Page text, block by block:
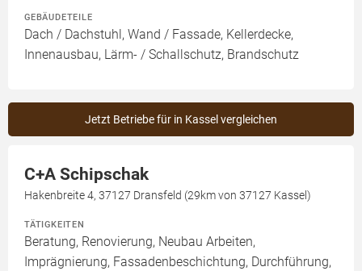
GEBÄUDETEILE
Dach / Dachstuhl, Wand / Fassade, Kellerdecke,
Innenausbau, Lärm- / Schallschutz, Brandschutz
Jetzt Betriebe für in Kassel vergleichen
C+A Schipschak
Hakenbreite 4, 37127 Dransfeld (29km von 37127 Kassel)
TÄTIGKEITEN
Beratung, Renovierung, Neubau Arbeiten,
Imprägnierung, Fassadenbeschichtung, Durchführung,